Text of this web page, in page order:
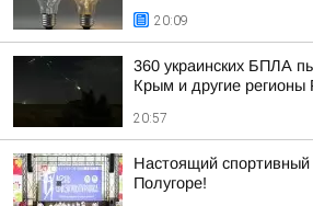
20:09
360 украинских БПЛА
Крым и другие регионы
20:57
Настоящий
Полугоре!